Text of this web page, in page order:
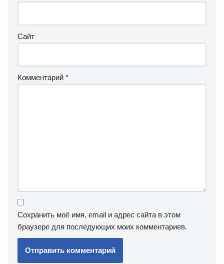
Сайт
Комментарий *
Сохранить моё имя, email и адрес сайта в этом
браузере для последующих моих комментариев.